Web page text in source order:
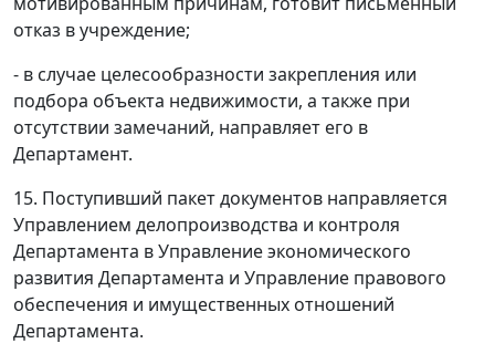
отказ в учреждение;
- в случае целесообразности закрепления или
подбора объекта недвижимости, а также при
отсутствии замечаний, направляет его в
Департамент.
15. Поступивший пакет документов направляется
Управлением делопроизводства и контроля
Департамента в Управление экономического
развития Департамента и Управление правового
обеспечения и имущественных отношений
Департамента.